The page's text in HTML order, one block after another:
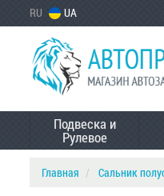
RU UA
Подвеска и
Рулевое
Главная Сальник